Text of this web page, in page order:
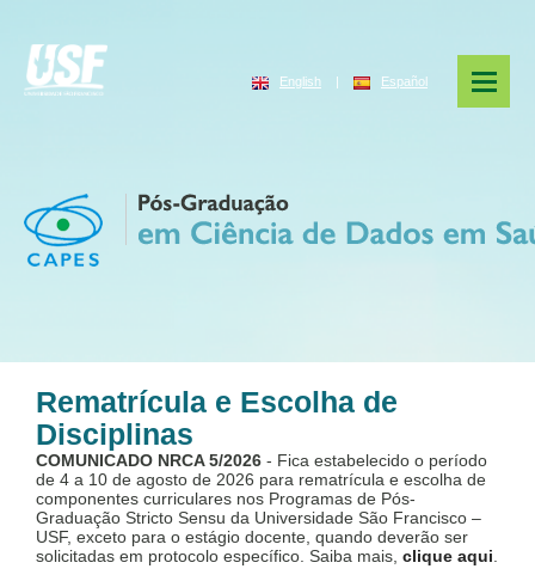
English | Español
Rematrícula e Escolha de
Disciplinas
COMUNICADO NRCA 5/2026 - Fica estabelecido o período
de 4 a 10 de agosto de 2026 para rematrícula e escolha de
componentes curriculares nos Programas de Pós-
Graduação Stricto Sensu da Universidade São Francisco –
USF, exceto para o estágio docente, quando deverão ser
solicitadas em protocolo específico. Saiba mais, clique aqui.